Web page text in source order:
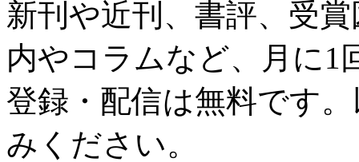
新刊や近刊、書評、受
内やコラムなど、月に1
登録・配信は無料です
みください。